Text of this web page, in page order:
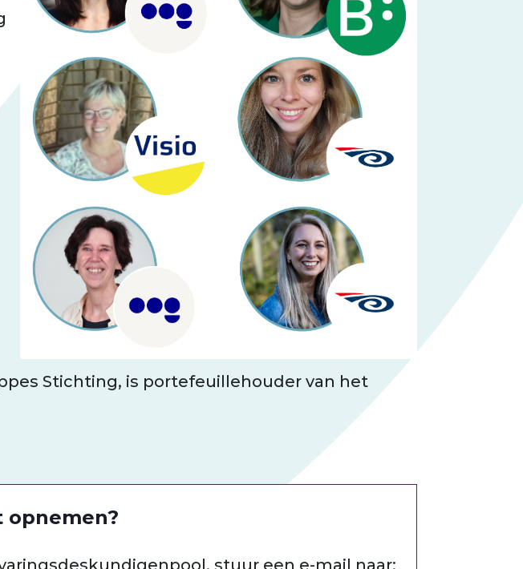
Stichting, is portefeuillehouder van het
opnemen?
stuur een e-mail naar: